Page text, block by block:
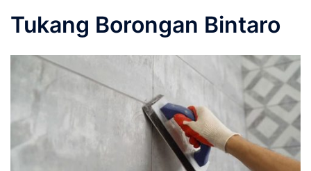
Tukang Borongan Bintaro